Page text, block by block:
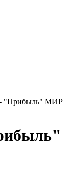
- "Прибыль" МИР